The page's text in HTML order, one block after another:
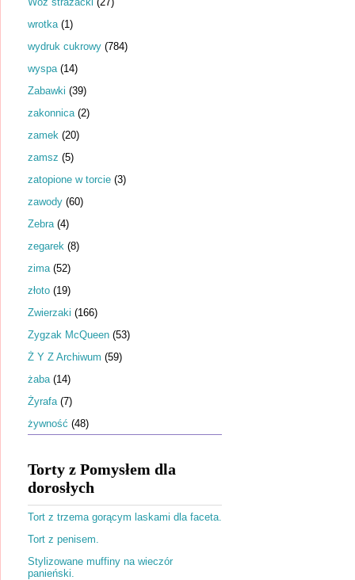
wrotka (1)
wydruk cukrowy (784)
wyspa (14)
Zabawki (39)
zakonnica (2)
zamek (20)
zamsz (5)
zatopione w torcie (3)
zawody (60)
Zebra (4)
zegarek (8)
zima (52)
złoto (19)
Zwierzaki (166)
Zygzak McQueen (53)
Ż Y Z Archiwum (59)
żaba (14)
Żyrafa (7)
żywność (48)
Torty z Pomysłem dla
dorosłych
Tort z trzema gorącym laskami dla faceta.
Tort z penisem.
Stylizowane muffiny na wieczór
panieński.